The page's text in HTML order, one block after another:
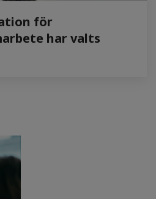
för
har valts